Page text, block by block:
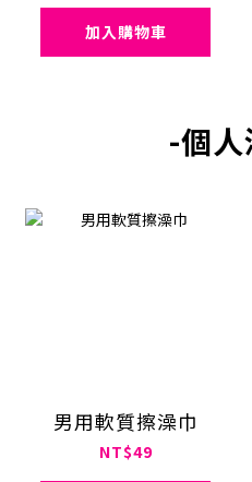
加入購物車
-個
男用軟質擦澡巾
NT$49